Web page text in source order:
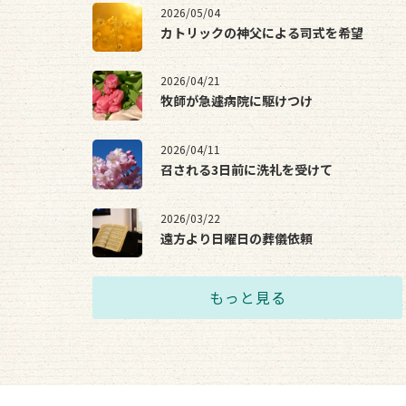
2026/05/04
カトリックの神父による司式を希望
2026/04/21
牧師が急遽病院に駆けつけ
2026/04/11
召される3日前に洗礼を受けて
2026/03/22
遠方より日曜日の葬儀依頼
もっと見る